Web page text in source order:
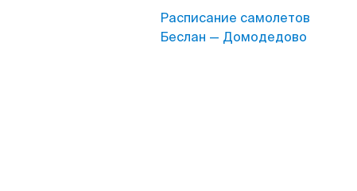
Расписание самолетов
Беслан — Домодедово